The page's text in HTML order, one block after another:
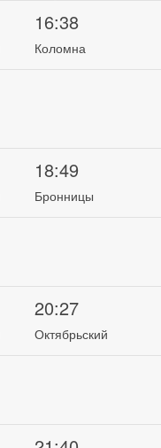
16:38
Коломна
18:49
Бронницы
20:27
Октябрьский